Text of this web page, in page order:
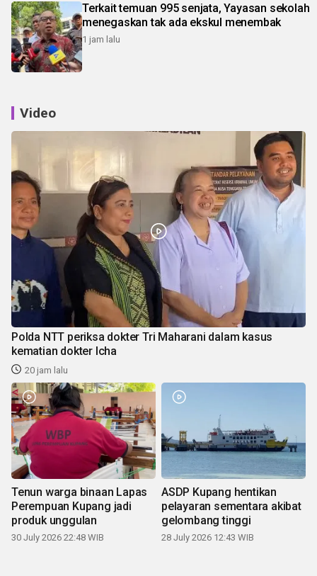
Terkait temuan 995 senjata, Yayasan sekolah
menegaskan tak ada ekskul menembak
1 jam lalu
Video
Polda NTT periksa dokter Tri Maharani dalam kasus
kematian dokter Icha
20 jam lalu
Tenun warga binaan Lapas
Perempuan Kupang jadi
produk unggulan
30 July 2026 22:48 WIB
ASDP Kupang hentikan
pelayaran sementara akibat
gelombang tinggi
28 July 2026 12:43 WIB